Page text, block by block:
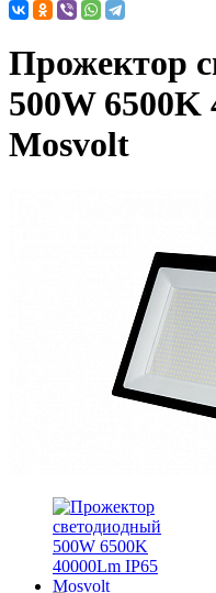
Прожектор
500W 6500K
Mosvolt